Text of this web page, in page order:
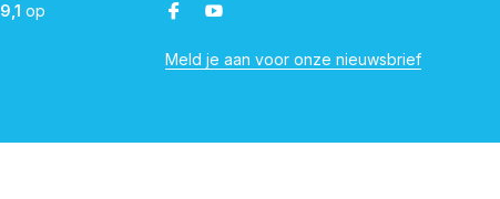
9,1 op
Meld je aan voor onze nieuwsbrief